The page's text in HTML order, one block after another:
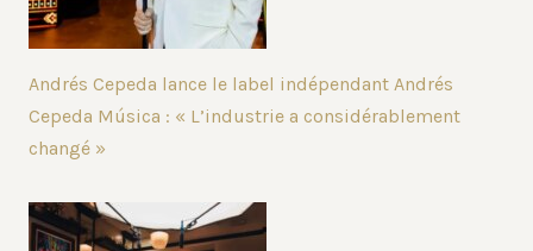
Andrés Cepeda lance le label indépendant Andrés
Cepeda Música : « L’industrie a considérablement
changé »